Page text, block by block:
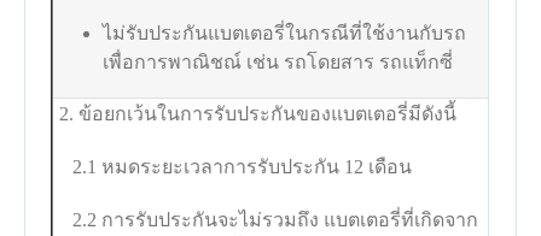
ไม่รับประกันแบตเตอรี่ในกรณีที่ใช้งานกับรถ
เพื่อการพาณิชณ์ เช่น รถโดยสาร รถแท็กซี่
2. ข้อยกเว้นในการรับประกันของแบตเตอรี่มีดังนี้
2.1 หมดระยะเวลาการรับประกัน 12 เดือน
2.2 การรับประกันจะไม่รวมถึง แบตเตอรี่ที่เกิดจาก